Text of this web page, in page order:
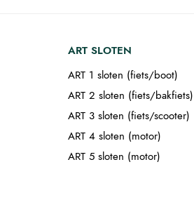
ART SLOTEN
ART 1 sloten (fiets/boot)
ART 2 sloten (fiets/bakfiets)
ART 3 sloten (fiets/scooter)
ART 4 sloten (motor)
ART 5 sloten (motor)